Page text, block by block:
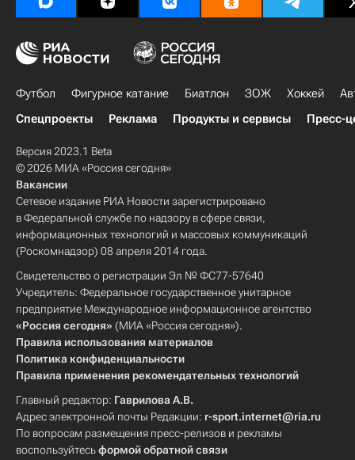
Футбол Фигурное катание Биатлон ЗОЖ Хоккей
Спецпроекты
Реклама Продукты и сервисы Пресс-
Версия 2023.1 Beta
© 2026 МИА «Россия сегодня»
Вакансии
Сетевое издание РИА Новости зарегистрировано
в Федеральной службе по надзору в сфере связи,
информационных технологий и массовых коммуникаций
(Роскомнадзор) 08 апреля 2014 года.
Свидетельство о регистрации Эл № ФС77-57640
Учредитель: Федеральное государственное унитарное
предприятие Международное информационное агентство
«Россия сегодня» (МИА «Россия сегодня»).
Правила использования материалов
Политика конфиденциальности
Правила применения рекомендательных технологий
Главный редактор: Гаврилова А.В.
Адрес электронной почты Редакции: r-sport.internet@ria.ru
По вопросам размещения пресс-релизов и рекламы
воспользуйтесьформой обратной связи